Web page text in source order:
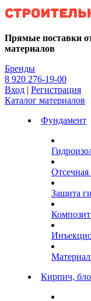
Kg
Прямые поставки
материалов
Бренды
8 920 276-19-00
Вход | Регистрация
Каталог материалов
Фундамент
Отсечная
Защита
Кирпич,